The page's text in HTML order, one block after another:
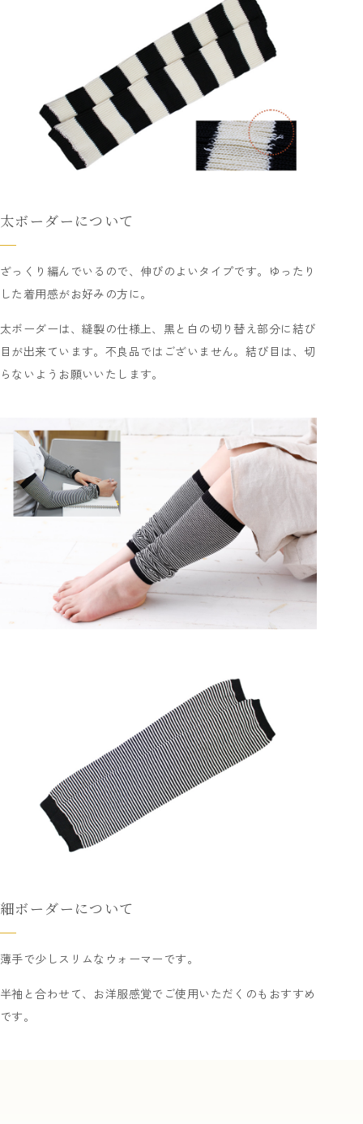
太ボーダーについて
ざっくり編んでいるので、伸びのよいタイプです。ゆったり
した着用感がお好みの方に。
太ボーダーは、縫製の仕様上、黒と白の切り替え部分に結び
目が出来ています。不良品ではございません。結び目は、切
らないようお願いいたします。
細ボーダーについて
薄手で少しスリムなウォーマーです。
半袖と合わせて、お洋服感覚でご使用いただくのもおすすめ
です。